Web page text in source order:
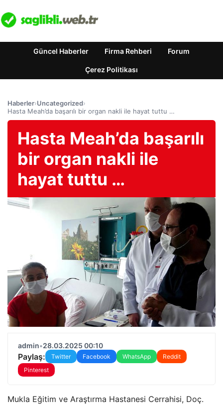
Güncel Haberler Firma Rehberi Forum
Çerez Politikası
Haberler›Uncategorized›
Hasta Meah’da başarılı bir organ nakli ile hayat tuttu …
Hasta Meah’da başarılı
bir organ nakli ile
hayat tuttu …
admin•28.03.2025 00:10
Paylaş: Twitter Facebook WhatsApp
Reddit
Pinterest
Mukla Eğitim ve Araştırma Hastanesi Cerrahisi, Doç.